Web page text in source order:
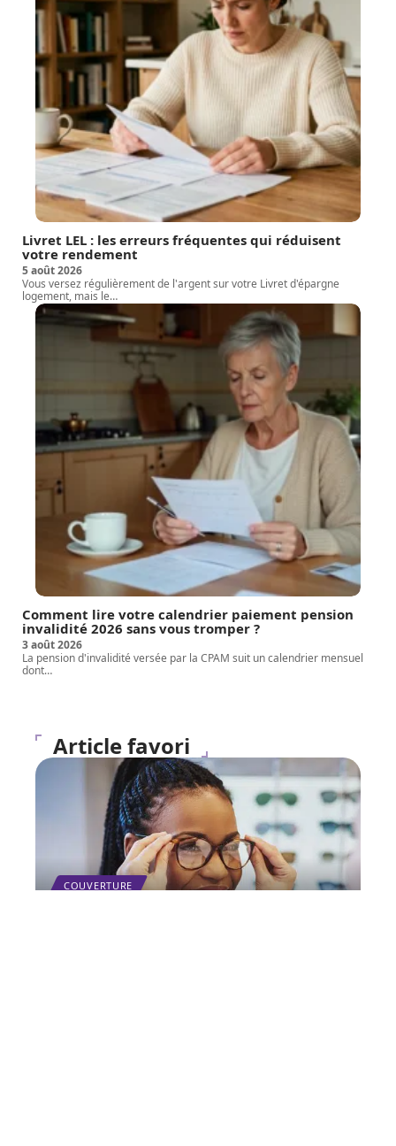
Livret LEL : les erreurs fréquentes qui réduisent
votre rendement
5 août 2026
Vous versez régulièrement de l'argent sur votre Livret d'épargne
logement, mais le…
Comment lire votre calendrier paiement pension
invalidité 2026 sans vous tromper ?
3 août 2026
La pension d'invalidité versée par la CPAM suit un calendrier mensuel
dont…
Article favori
COUVERTURE